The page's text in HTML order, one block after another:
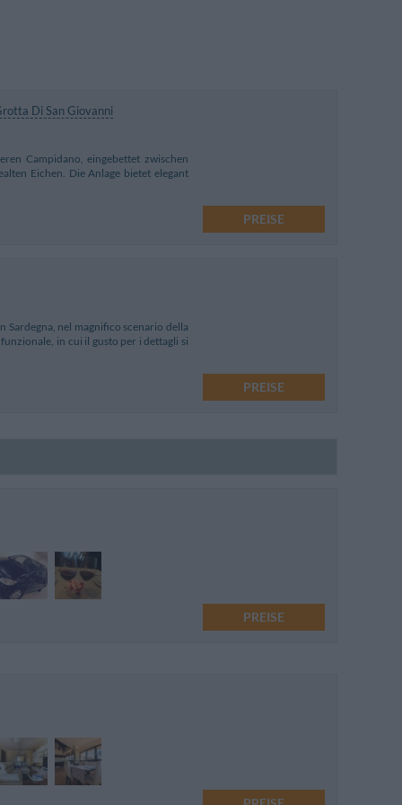
Di San Giovanni
Campidano, eingebettet zwischen
Eichen. Die Anlage bietet elegant
PREISE
Sardegna, nel magnifico scenario della
in cui il gusto per i dettagli si
PREISE
PREISE